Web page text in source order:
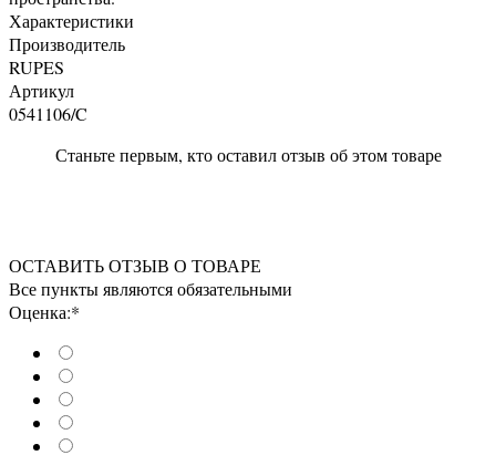
Характеристики
Производитель
RUPES
Артикул
0541106/C
Станьте первым, кто оставил отзыв об этом товаре
ОСТАВИТЬ ОТЗЫВ О ТОВАРЕ
Все пункты являются обязательными
Оценка:*